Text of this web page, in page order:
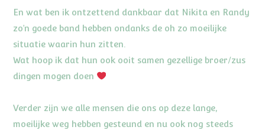
En wat ben ik ontzettend dankbaar dat Nikita en Randy
zo’n goede band hebben ondanks de oh zo moeilijke
situatie waarin hun zitten.
Wat hoop ik dat hun ook ooit samen gezellige broer/zus
dingen mogen doen
Verder zijn we alle mensen die ons op deze lange,
moeilijke weg hebben gesteund en nu ook nog steeds